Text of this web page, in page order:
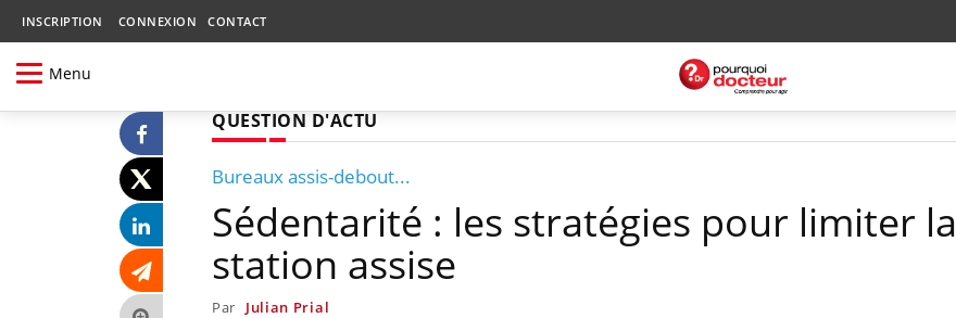
INSCRIPTION CONNEXION CONTACT
Menu
QUESTION D'ACTU
Bureaux assis-debout...
Sédentarité : les stratégies pour limiter la
station assise
Par Julian Prial